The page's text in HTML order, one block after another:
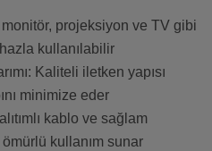
projeksiyon ve TV gibi
kullanılabilir
Kaliteli iletken yapısı
minimize eder
kablo ve sağlam
ömürlü kullanım sunar